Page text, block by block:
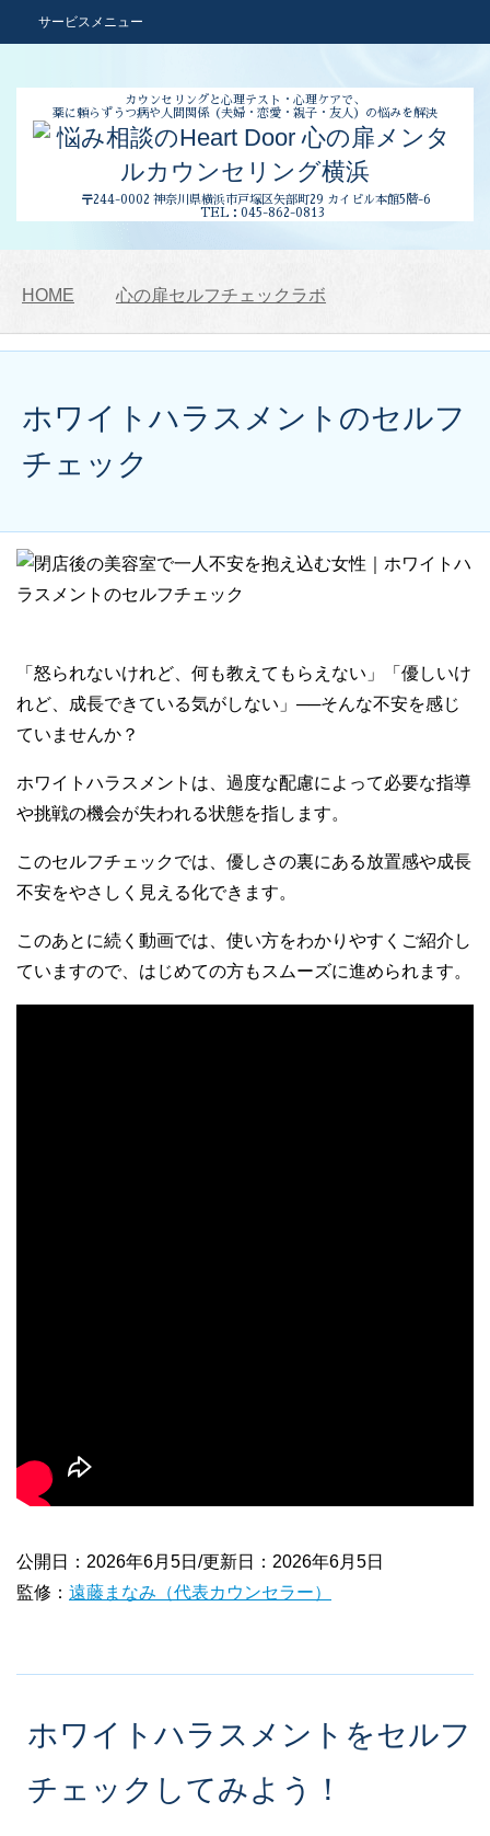
カウンセリングと心理テスト・心理ケアで、
薬に頼らずうつ病や人間関係（夫婦・恋愛・親子・友人）の悩みを解決
〒244-0002 神奈川県横浜市戸塚区矢部町29 カイビル本館5階-6
TEL：045-862-0813
サービスメニュー
HOME 心の扉セルフチェックラボ
ホワイトハラスメントのセルフ
チェック
「怒られないけれど、何も教えてもらえない」「優しいけ
れど、成長できている気がしない」──そんな不安を感じ
ていませんか？
ホワイトハラスメントは、過度な配慮によって必要な指導
や挑戦の機会が失われる状態を指します。
このセルフチェックでは、優しさの裏にある放置感や成長
不安をやさしく見える化できます。
このあとに続く動画では、使い方をわかりやすくご紹介し
ていますので、はじめての方もスムーズに進められます。
公開日：2026年6月5日/更新日：2026年6月5日
監修： 遠藤まなみ（代表カウンセラー）
ホワイトハラスメントをセルフ
チェックしてみよう！